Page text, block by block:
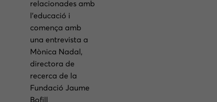
relacionades amb
l’educació i
comença amb
una entrevista a
Mònica Nadal,
directora de
recerca de la
Fundació Jaume
Bofill